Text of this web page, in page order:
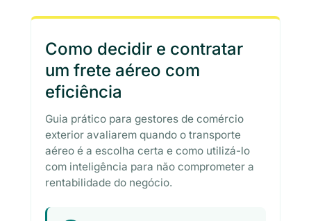
Como decidir e contratar
um frete aéreo com
eficiência
Guia prático para gestores de comércio
exterior avaliarem quando o transporte
aéreo é a escolha certa e como utilizá-lo
com inteligência para não comprometer a
rentabilidade do negócio.